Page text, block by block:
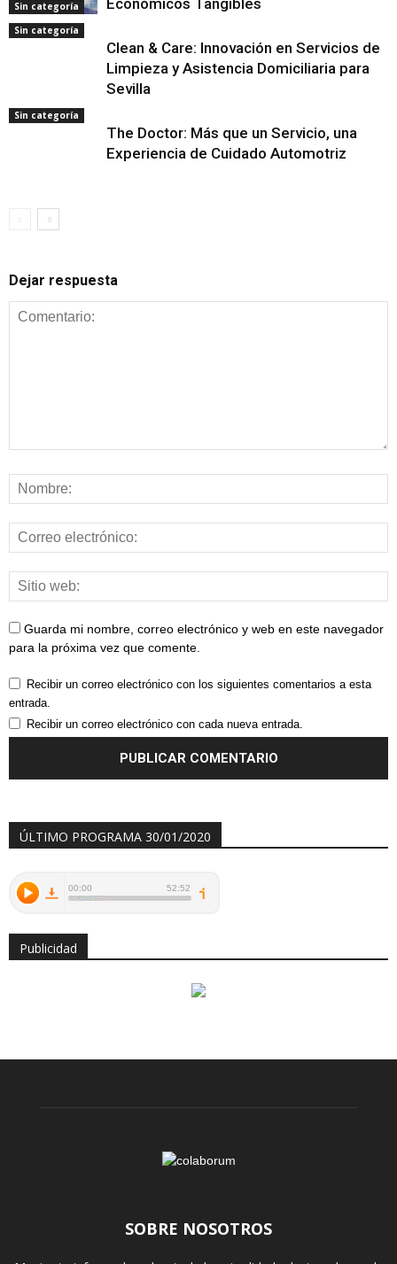
Sin categoría
Económicos Tangibles
Sin categoría
Clean & Care: Innovación en Servicios de
Limpieza y Asistencia Domiciliaria para
Sevilla
Sin categoría
The Doctor: Más que un Servicio, una
Experiencia de Cuidado Automotriz
Dejar respuesta
Guarda mi nombre, correo electrónico y web en este navegador
para la próxima vez que comente.
Recibir un correo electrónico con los siguientes comentarios a esta
entrada.
Recibir un correo electrónico con cada nueva entrada.
ÚLTIMO PROGRAMA 30/01/2020
Publicidad
SOBRE NOSOTROS